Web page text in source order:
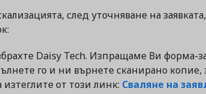
след уточняване на
Daisy Tech. Изпращаме Ви форма-
го и ни върнете сканирано
от този линк: Сваляне на